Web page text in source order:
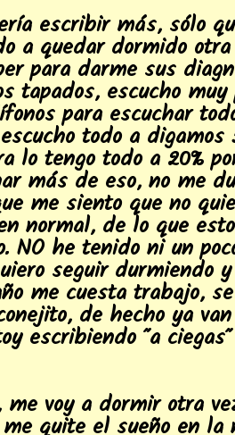
escribir más, sólo
a quedar dormido
para darme sus
tapados, escucho
para escuchar
todo a digamos
lo tengo todo a 20%
más de eso, no me
me siento que no
normal, de lo que
NO he tenido ni un
seguir durmiendo
me cuesta trabajo,
de hecho ya
escribiendo "a
me voy a dormir otra